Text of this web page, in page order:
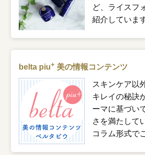
ど、ライスフ
紹介していま
belta piu+ 美の情報コンテンツ
スキンケア以
キレイの秘訣
ーマに基づい
さを満たして
コラム形式で